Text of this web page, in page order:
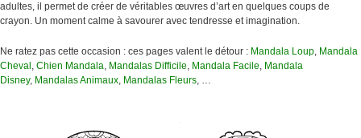
adultes, il permet de créer de véritables œuvres d’art en quelques coups de
crayon. Un moment calme à savourer avec tendresse et imagination.
Ne ratez pas cette occasion : ces pages valent le détour : Mandala Loup, Mandala
Cheval , Chien Mandala, Mandalas Difficile, Mandala Facile, Mandala
Disney, Mandalas Animaux, Mandalas Fleurs, …